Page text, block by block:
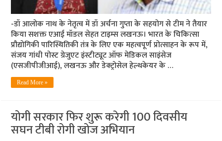
-डॉ आलोक नाथ के नेतृत्व में डॉ अर्चना गुप्ता के सहयोग से टीम ने तैयार
किया सशक्त एआई मॉडल सेहत टाइम्स लखनऊ। भारत के चिकित्सा
प्रौद्योगिकी पारिस्थितिकी तंत्र के लिए एक महत्वपूर्ण प्रोत्साहन के रूप में,
संजय गांधी पोस्ट ग्रेजुएट इंस्टीट्यूट ऑफ मेडिकल साइंसेज
(एसजीपीजीआई), लखनऊ और डेक्ट्रोसेल हेल्थकेयर के …
Read More »
योगी सरकार फिर शुरू करेगी 100 दिवसीय
सघन टीबी रोगी खोज अभियान